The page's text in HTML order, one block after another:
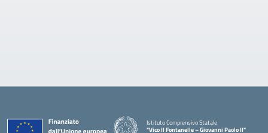
Istituto Comprensivo Statale
"Vico II Fontanelle – Giovanni Paolo II"